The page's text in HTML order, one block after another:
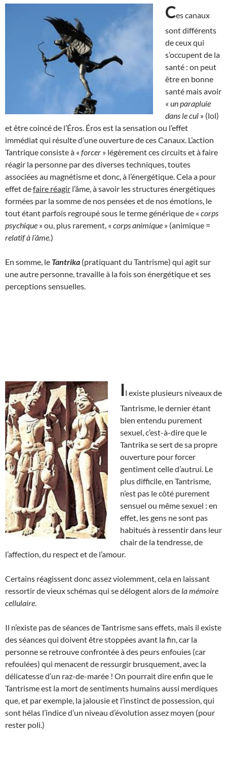
Ces canaux
sont différents
de ceux qui
s’occupent de la
santé : on peut
être en bonne
santé mais avoir
« un parapluie
dans le cul » (lol)
et être coincé de l’Éros. Éros est la sensation ou l’effet
immédiat qui résulte d’une ouverture de ces Canaux. L’action
Tantrique consiste à « forcer » légèrement ces circuits et à faire
réagir la personne par des diverses techniques, toutes
associées au magnétisme et donc, à l’énergétique. Cela a pour
effet defaire réagir l’âme, à savoir les structures énergétiques
formées par la somme de nos pensées et de nos émotions, le
tout étant parfois regroupé sous le terme générique de « corps
psychique » ou, plus rarement, « corps animique » (animique =
relatif à l’âme.)
En somme, le Tantrika (pratiquant du Tantrisme) qui agit sur
une autre personne, travaille à la fois son énergétique et ses
perceptions sensuelles.
Il existe plusieurs niveaux de
Tantrisme, le dernier étant
bien entendu purement
sexuel, c’est-à-dire que le
Tantrika se sert de sa propre
ouverture pour forcer
gentiment celle d’autrui. Le
plus difficile, en Tantrisme,
n’est pas le côté purement
sensuel ou même sexuel : en
effet, les gens ne sont pas
habitués à ressentir dans leur
chair de la tendresse, de
l’affection, du respect et de l’amour.
Certains réagissent donc assez violemment, cela en laissant
ressortir de vieux schémas qui se délogent alors de la mémoire
cellulaire
Il n’existe pas de séances de Tantrisme sans effets, mais il existe
des séances qui doivent être stoppées avant la fin, car la
personne se retrouve confrontée à des peurs enfouies (car
refoulées) qui menacent de ressurgir brusquement, avec la
délicatesse d’un raz-de-marée ! On pourrait dire enfin que le
Tantrisme est la mort de sentiments humains aussi merdiques
que, et par exemple, la jalousie et l’instinct de possession, qui
sont hélas l’indice d’un niveau d’évolution assez moyen (pour
rester poli.)